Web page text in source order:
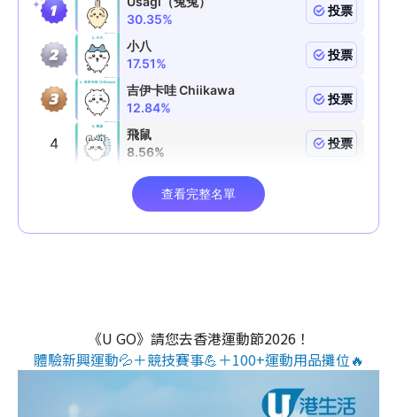
《U GO》請您去香港運動節2026！
體驗新興運動💦＋競技賽事💪＋100+運動用品攤位🔥